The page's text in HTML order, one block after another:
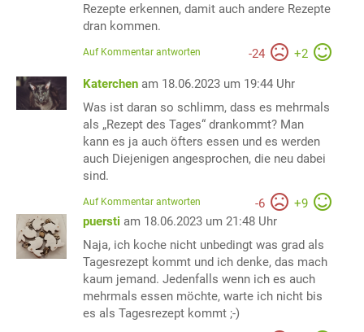
Rezepte erkennen, damit auch andere Rezepte
dran kommen.
-24 +2
Auf Kommentar antworten
Katerchen am 18.06.2023 um 19:44 Uhr
Was ist daran so schlimm, dass es mehrmals
als „Rezept des Tages“ drankommt? Man
kann es ja auch öfters essen und es werden
auch Diejenigen angesprochen, die neu dabei
sind.
-6 +9
Auf Kommentar antworten
puersti am 18.06.2023 um 21:48 Uhr
Naja, ich koche nicht unbedingt was grad als
Tagesrezept kommt und ich denke, das mach
kaum jemand. Jedenfalls wenn ich es auch
mehrmals essen möchte, warte ich nicht bis
es als Tagesrezept kommt ;-)